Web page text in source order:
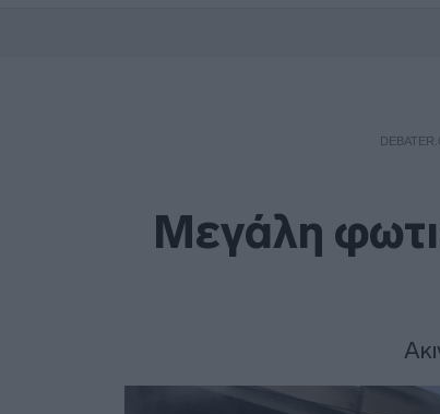
Μεγάλη